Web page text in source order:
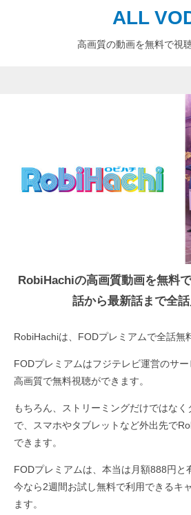
ALL
高画質の動画を無料で視
RobiHachiの高画質動画を無料
話から最新話まで全
RobiHachiは、FODプレミアムで全話無
FODプレミアムはフジテレビ運営のサ
高画質で無料視聴ができます。
もちろん、ストリーミングだけではな
で、スマホやタブレットなど外出先で
できます。
FODプレミアムは、本当は月額888円と
今なら2週間お試し無料で利用できるキ
ます。